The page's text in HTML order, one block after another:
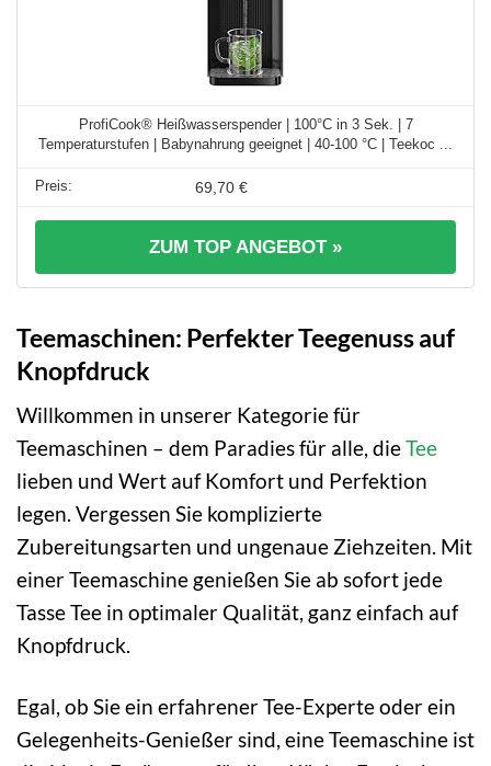
ProfiCook® Heißwasserspender | 100°C in 3 Sek. | 7
Temperaturstufen | Babynahrung geeignet | 40-100 °C | Teekoc ...
69,70 €
ZUM TOP ANGEBOT »
Teemaschinen: Perfekter Teegenuss auf
Knopfdruck
Willkommen in unserer Kategorie für
Teemaschinen – dem Paradies für alle, dieTee
lieben und Wert auf Komfort und Perfektion
legen. Vergessen Sie komplizierte
Zubereitungsarten und ungenaue Ziehzeiten. Mit
einer Teemaschine genießen Sie ab sofort jede
Tasse Tee in optimaler Qualität, ganz einfach auf
Knopfdruck.
Egal, ob Sie ein erfahrener Tee-Experte oder ein
Gelegenheits-Genießer sind, eine Teemaschine ist